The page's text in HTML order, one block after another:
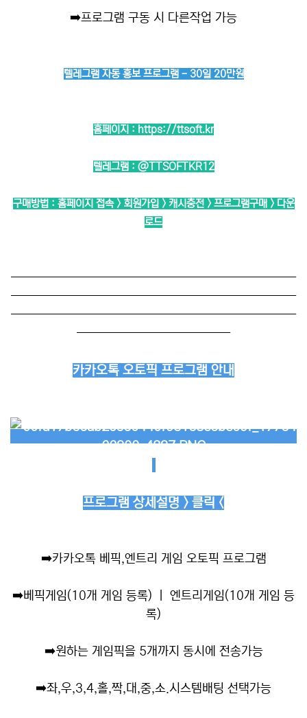
➡️프로그램 구동 시 다른작업 가능
텔레그램 자동 홍보 프로그램 - 30일 20만원
홈페이지 : https://ttsoft.kr
텔레그램 : @TTSOFTKR12
구매방법 : 홈페이지 접속 > 회원가입 > 캐시충전 > 프로그램구매 > 다운
로드
──────────────────────────
──────────────────────────
──────────────────────────
──────────────
카카오톡 오토픽 프로그램 안내
프로그램 상세설명 > 클릭 <
➡️카카오톡 베픽,엔트리 게임 오토픽 프로그램
➡️베픽게임(10개 게임 등록) ㅣ 엔트리게임(10개 게임 등
록)
➡️원하는 게임픽을 5개까지 동시에 전송가능
➡️좌,우,3,4,홀,짝,대,중,소.시스템배팅 선택가능